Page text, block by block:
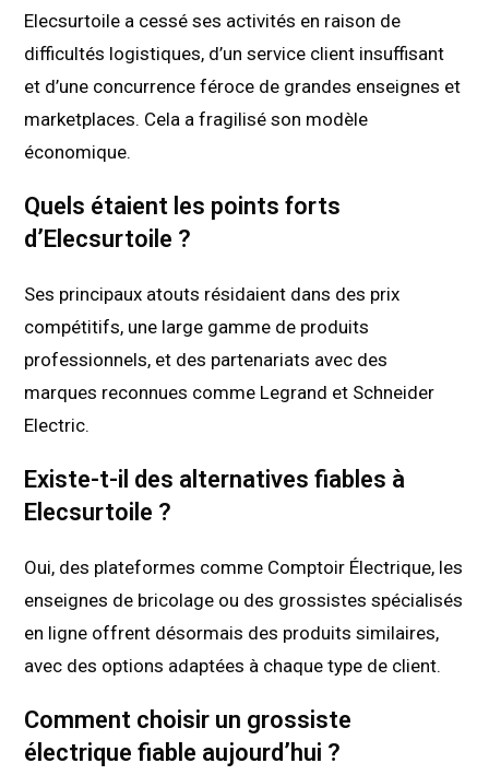
Elecsurtoile a cessé ses activités en raison de
difficultés logistiques, d’un service client insuffisant
et d’une concurrence féroce de grandes enseignes et
marketplaces. Cela a fragilisé son modèle
économique.
Quels étaient les points forts
d’Elecsurtoile ?
Ses principaux atouts résidaient dans des prix
compétitifs, une large gamme de produits
professionnels, et des partenariats avec des
marques reconnues comme Legrand et Schneider
Electric.
Existe-t-il des alternatives fiables à
Elecsurtoile ?
Oui, des plateformes comme Comptoir Électrique, les
enseignes de bricolage ou des grossistes spécialisés
en ligne offrent désormais des produits similaires,
avec des options adaptées à chaque type de client.
Comment choisir un grossiste
électrique fiable aujourd’hui ?